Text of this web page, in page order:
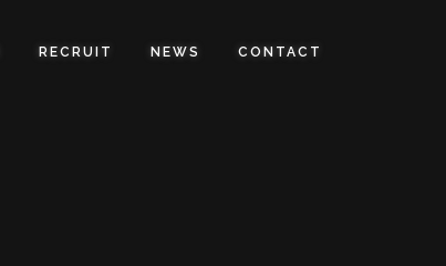
RECRUIT NEWS CONTACT